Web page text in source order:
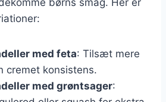
med feta: Tilsæt mere
cremet konsistens.
med grøntsager: